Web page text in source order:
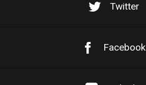
Twitter
Facebook